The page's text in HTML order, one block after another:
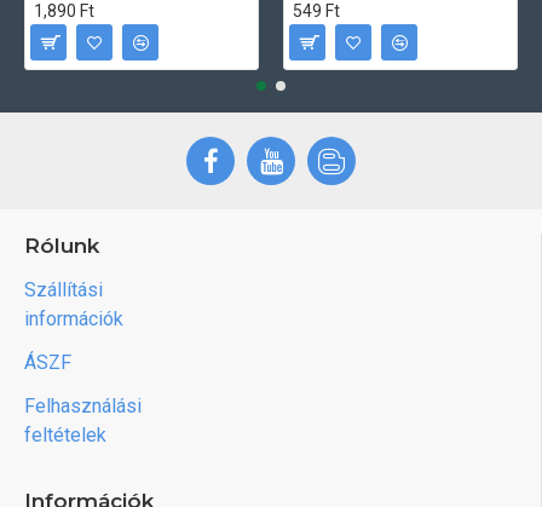
1,890 Ft
549 Ft
Rólunk
Szállítási
információk
ÁSZF
Felhasználási
feltételek
Információk